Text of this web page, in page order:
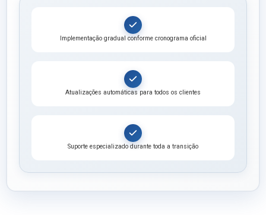
Implementação gradual conforme cronograma oficial
Atualizações automáticas para todos os clientes
Suporte especializado durante toda a transição